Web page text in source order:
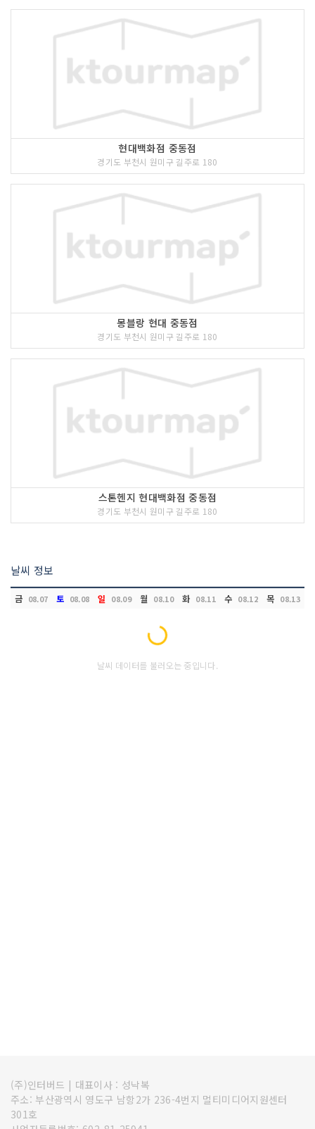
현대백화점 중동점
경기도 부천시 원미구 길주로 180
몽블랑 현대 중동점
경기도 부천시 원미구 길주로 180
스톤헨지 현대백화점 중동점
경기도 부천시 원미구 길주로 180
날씨 정보
금 08.07 토 08.08 일 08.09 월 08.10 화 08.11 수 08.12 목 08.13
Loading...
날씨 데이터를 불러오는 중입니다.
(주)인터버드 | 대표이사 : 성낙복
주소: 부산광역시 영도구 남항2가 236-4번지 멀티미디어지원센터
301호